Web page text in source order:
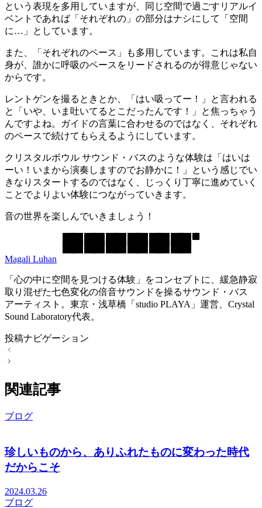
という表現を多用していますが、同じ空間で過ごすリアルイ
ベントであれば「それぞれの」の部分はナシにして「空間
に…」としています。
また、「それぞれのペース」も多用しています。これは私自
身が、誰かに呼吸のペースをリードされるのが得意じゃない
からです。
レントゲンを撮るときとか、「はい吸ってー！」と言われる
と「いや、いま吐いてるとこだったんです！」と焦っちゃう
んですよね。ガイドの言葉に合わせるのではなく、それぞれ
のペースで続けてもらえるようにしています。
クリスタルボウル サウンド・バスのような体験は「はいは
ーい！いまから演奏しますのでお静かに！」という感じでい
きなりスタートするのではなく、じっくり丁寧に進めていく
ことでよりよい体験につながっていきます。
音の世界を楽しんでいきましょう！
Magali Luhan
「心の中に空間を見つける体験」をコンセプトに、緩急静寂
取り混ぜた七色変化の倍音サウンドを操るサウンド・バス
アーティスト。東京・浅草橋「studio PLAYA」運営、Crystal
Sound Laboratory代表。
投稿ナビゲーション
関連記事
ブログ
珍しいものから、ありふれたものに変わった時代
だからこそ
2024.03.26
ブログ